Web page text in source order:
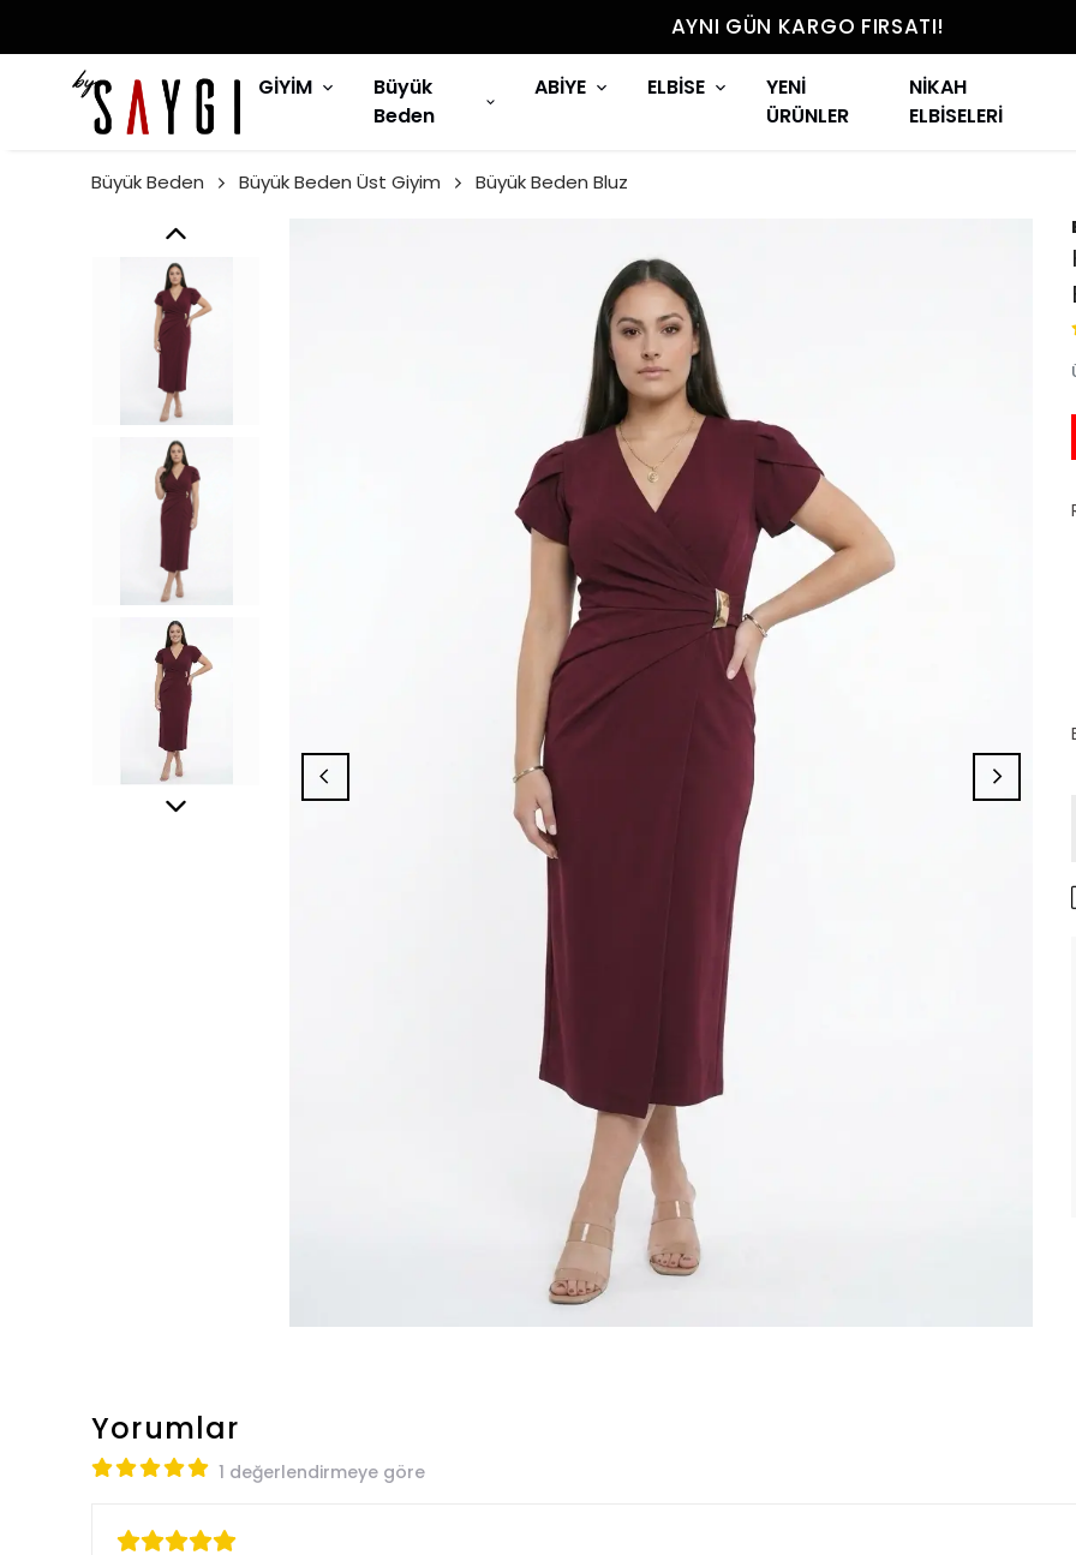
AYNI GÜN KARGO FIRSATI!
GİYİM
Büyük
Beden
ABİYE ELBİSE
YENİ
ÜRÜNLER
NİKAH
ELBİSELERİ
Büyük Beden Büyük Beden Üst Giyim Büyük Beden Bluz
Yorumlar
1 değerlendirmeye göre